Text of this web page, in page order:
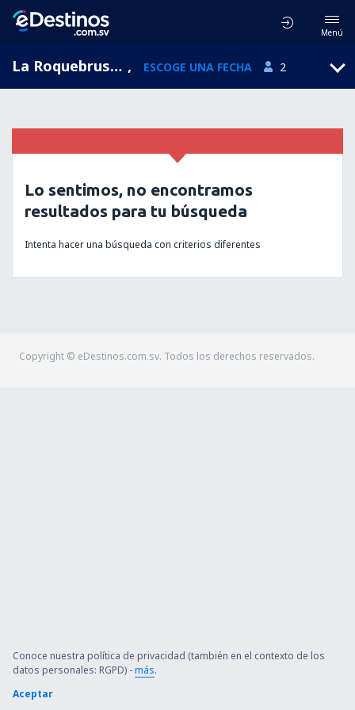
Menú
La Roquebrussanne, Provence-Alpes-Cote d'Azur, Francia , ESCOGE UNA FECHA 2
Lo sentimos, no encontramos
resultados para tu búsqueda
Intenta hacer una búsqueda con criterios diferentes
Copyright © eDestinos.com.sv. Todos los derechos reservados.
Conoce nuestra política de privacidad (también en el contexto de los
datos personales: RGPD) -más.
Aceptar